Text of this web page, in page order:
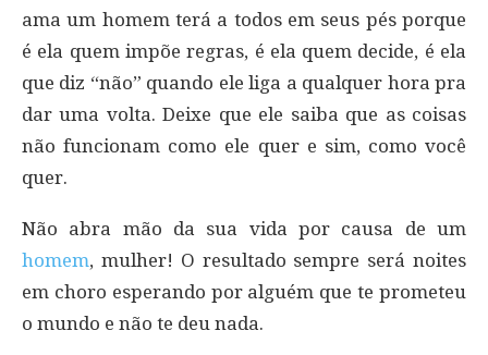
ama um homem terá a todos em seus pés porque
é ela quem impõe regras, é ela quem decide, é ela
que diz “não” quando ele liga a qualquer hora pra
dar uma volta. Deixe que ele saiba que as coisas
não funcionam como ele quer e sim, como você
quer.
Não abra mão da sua vida por causa de um
homem, mulher! O resultado sempre será noites
em choro esperando por alguém que te prometeu
o mundo e não te deu nada.